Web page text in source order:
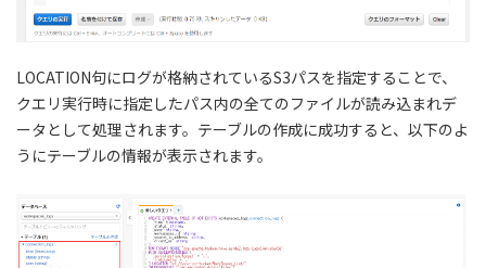
LOCATION句にログが格納されているS3パスを指定することで、
クエリ実行時に指定したパス内の全てのファイルが読み込まれデ
ータとして処理されます。テーブルの作成に成功すると、以下のよ
うにテーブルの情報が表示されます。